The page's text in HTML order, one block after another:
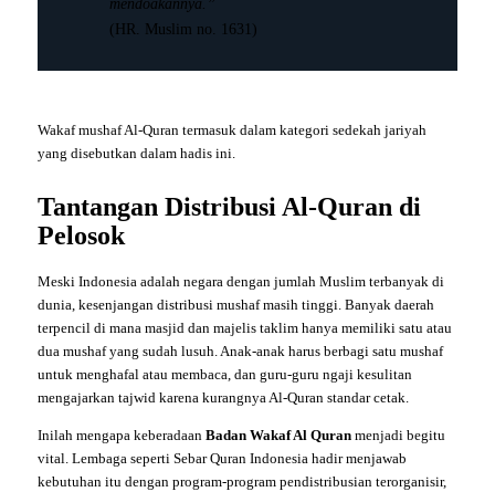
mendoakannya.”
(HR. Muslim no. 1631)
Wakaf mushaf Al-Quran termasuk dalam kategori sedekah jariyah
yang disebutkan dalam hadis ini.
Tantangan Distribusi Al-Quran di
Pelosok
Meski Indonesia adalah negara dengan jumlah Muslim terbanyak di
dunia, kesenjangan distribusi mushaf masih tinggi. Banyak daerah
terpencil di mana masjid dan majelis taklim hanya memiliki satu atau
dua mushaf yang sudah lusuh. Anak-anak harus berbagi satu mushaf
untuk menghafal atau membaca, dan guru-guru ngaji kesulitan
mengajarkan tajwid karena kurangnya Al-Quran standar cetak.
Inilah mengapa keberadaan Badan Wakaf Al Quranmenjadi begitu
vital. Lembaga seperti Sebar Quran Indonesia hadir menjawab
kebutuhan itu dengan program-program pendistribusian terorganisir,